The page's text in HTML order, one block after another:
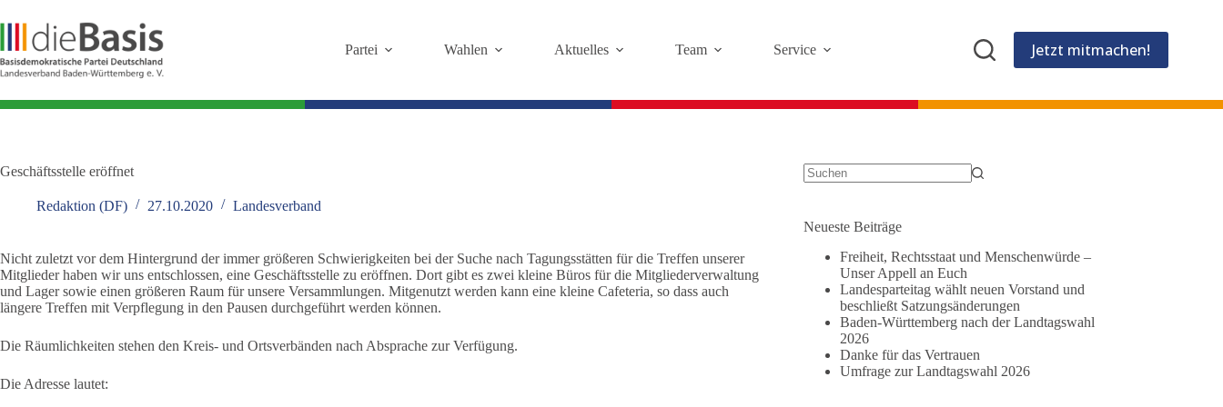
Inhalt
springen
Partei Wahlen Aktuelles Team Service Jetzt mitmachen!
Geschäftsstelle eröffnet
Redaktion (DF) 27.10.2020 Landesverband
Nicht zuletzt vor dem Hintergrund der immer größeren Schwierigkeiten bei der Suche nach Tagungsstätten für die Treffen unserer
Mitglieder haben wir uns entschlossen, eine Geschäftsstelle zu eröffnen. Dort gibt es zwei kleine Büros für die Mitgliederverwaltung
und Lager sowie einen größeren Raum für unsere Versammlungen. Mitgenutzt werden kann eine kleine Cafeteria, so dass auch
längere Treffen mit Verpflegung in den Pausen durchgeführt werden können.
Die Räumlichkeiten stehen den Kreis- und Ortsverbänden nach Absprache zur Verfügung.
Die Adresse lautet:
Neueste Beiträge
Freiheit, Rechtsstaat und Menschenwürde –
Unser Appell an Euch
Landesparteitag wählt neuen Vorstand und
beschließt Satzungsänderungen
Baden-Württemberg nach der Landtagswahl
2026
Danke für das Vertrauen
Umfrage zur Landtagswahl 2026